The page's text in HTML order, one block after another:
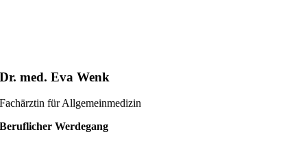
Dr. med. Eva Wenk
Fachärztin für Allgemeinmedizin
Beruflicher Werdegang